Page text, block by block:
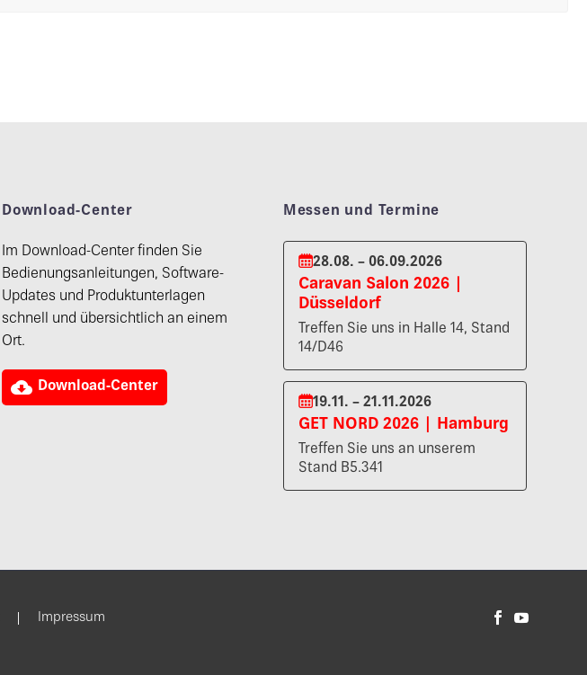
Download-Center
Im Download-Center finden Sie
Bedienungsanleitungen, Software-
Updates und Produktunterlagen
schnell und übersichtlich an einem
Ort.
 Download-Center
Messen und Termine
28.08. – 06.09.2026
Caravan Salon 2026 |
Düsseldorf
Treffen Sie uns in Halle 14, Stand
14/D46
19.11. – 21.11.2026
GET NORD 2026 | Hamburg
Treffen Sie uns an unserem
Stand B5.341
Impressum